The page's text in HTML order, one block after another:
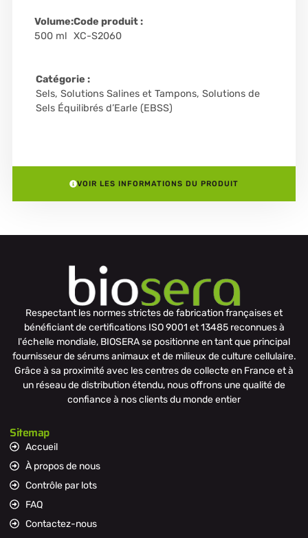
Volume:
500 ml
Code produit :
XC-S2060
Catégorie :
Sels, Solutions Salines et Tampons, Solutions de
Sels Équilibrés d’Earle (EBSS)
VOIR LES INFORMATIONS DU PRODUIT
Respectant les normes strictes de fabrication françaises et
bénéficiant de certifications ISO 9001 et 13485 reconnues à
l'échelle mondiale, BIOSERA se positionne en tant que principal
fournisseur de sérums animaux et de milieux de culture cellulaire.
Grâce à sa proximité avec les centres de collecte en France et à
un réseau de distribution étendu, nous offrons une qualité de
confiance à nos clients du monde entier
Sitemap
Accueil
À propos de nous
Contrôle par lots
FAQ
Contactez-nous